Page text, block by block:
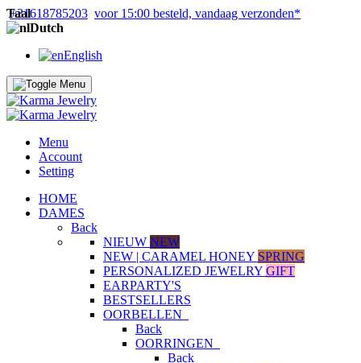
+31618785203 voor 15:00 besteld, vandaag verzonden*
Taal
Dutch
English
Menu
Account
Setting
HOME
DAMES
Back
NIEUW NEW
NEW | CARAMEL HONEY SPRING
PERSONALIZED JEWELRY GIFT
EARPARTY'S
BESTSELLERS
OORBELLEN
Back
OORRINGEN
Back